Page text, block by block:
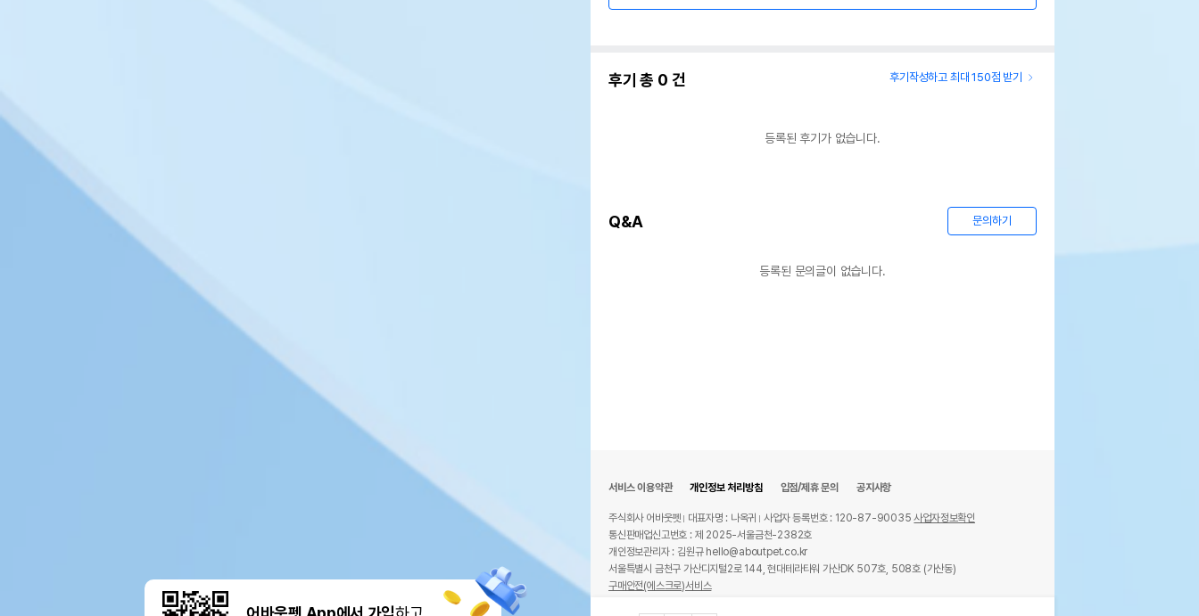
후기 총 0 건 후기작성하고 최대 150점 받기
등록된 후기가 없습니다.
Q&A 문의하기
등록된 문의글이 없습니다.
서비스 이용약관 개인정보 처리방침 입점/제휴 문의 공지사항
주식회사 어바웃펫 대표자명 : 나옥귀 사업자 등록번호 : 120-87-90035사업자정보확인
통신판매업신고번호 : 제 2025-서울금천-2382호
개인정보관리자 : 김원규 hello@aboutpet.co.kr
서울특별시 금천구 가산디지털2로 144, 현대테라타워 가산DK 507호, 508호 (가산동)
구매안전(에스크로)서비스